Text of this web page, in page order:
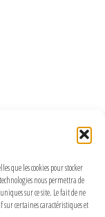
que les cookies pour stocker
nous permettra de
sur ce site. Le fait de ne
certaines caractéristiques et